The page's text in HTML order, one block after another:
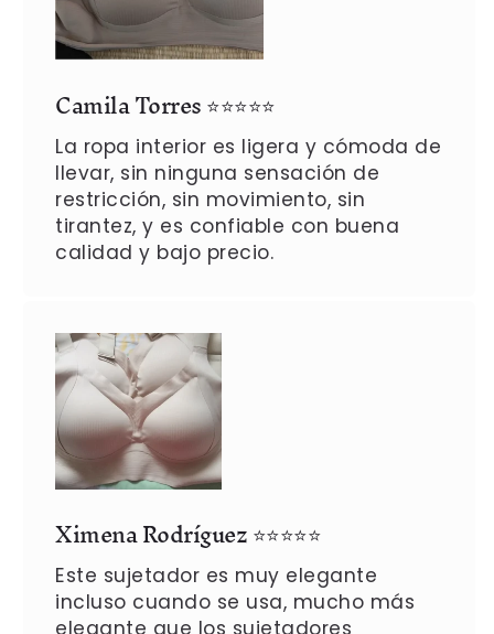
Camila Torres ⭐⭐⭐⭐⭐
La ropa interior es ligera y cómoda de
llevar, sin ninguna sensación de
restricción, sin movimiento, sin
tirantez, y es confiable con buena
calidad y bajo precio.
Ximena Rodríguez⭐⭐⭐⭐⭐
Este sujetador es muy elegante
incluso cuando se usa, mucho más
elegante que los sujetadores